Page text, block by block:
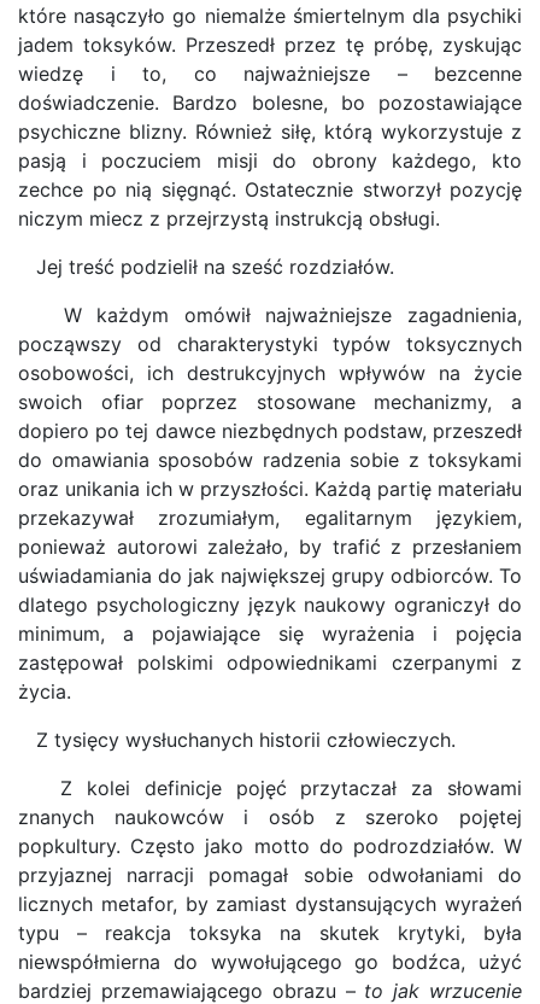
które nasączyło go niemalże śmiertelnym dla psychiki
jadem toksyków. Przeszedł przez tę próbę, zyskując
wiedzę i to, co najważniejsze – bezcenne
doświadczenie. Bardzo bolesne, bo pozostawiające
psychiczne blizny. Również siłę, którą wykorzystuje z
pasją i poczuciem misji do obrony każdego, kto
zechce po nią sięgnąć. Ostatecznie stworzył pozycję
niczym miecz z przejrzystą instrukcją obsługi.
Jej treść podzielił na sześć rozdziałów.
W każdym omówił najważniejsze zagadnienia,
począwszy od charakterystyki typów toksycznych
osobowości, ich destrukcyjnych wpływów na życie
swoich ofiar poprzez stosowane mechanizmy, a
dopiero po tej dawce niezbędnych podstaw, przeszedł
do omawiania sposobów radzenia sobie z toksykami
oraz unikania ich w przyszłości. Każdą partię materiału
przekazywał zrozumiałym, egalitarnym językiem,
ponieważ autorowi zależało, by trafić z przesłaniem
uświadamiania do jak największej grupy odbiorców. To
dlatego psychologiczny język naukowy ograniczył do
minimum, a pojawiające się wyrażenia i pojęcia
zastępował polskimi odpowiednikami czerpanymi z
życia.
Z tysięcy wysłuchanych historii człowieczych.
Z kolei definicje pojęć przytaczał za słowami
znanych naukowców i osób z szeroko pojętej
popkultury. Często jako motto do podrozdziałów. W
przyjaznej narracji pomagał sobie odwołaniami do
licznych metafor, by zamiast dystansujących wyrażeń
typu – reakcja toksyka na skutek krytyki, była
niewspółmierna do wywołującego go bodźca, użyć
bardziej przemawiającego obrazu – to jak wrzucenie